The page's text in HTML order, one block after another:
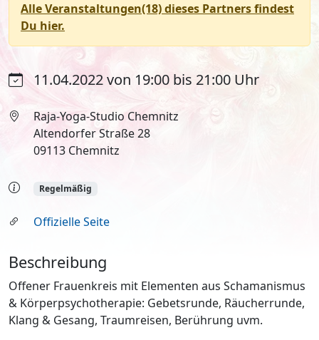
Alle Veranstaltungen(18) dieses Partners findest
Du hier.
11.04.2022 von 19:00 bis 21:00 Uhr
Raja-Yoga-Studio Chemnitz
Altendorfer Straße 28
09113 Chemnitz
Regelmäßig
Offizielle Seite
Beschreibung
Offener Frauenkreis mit Elementen aus Schamanismus
& Körperpsychotherapie: Gebetsrunde, Räucherrunde,
Klang & Gesang, Traumreisen, Berührung uvm.